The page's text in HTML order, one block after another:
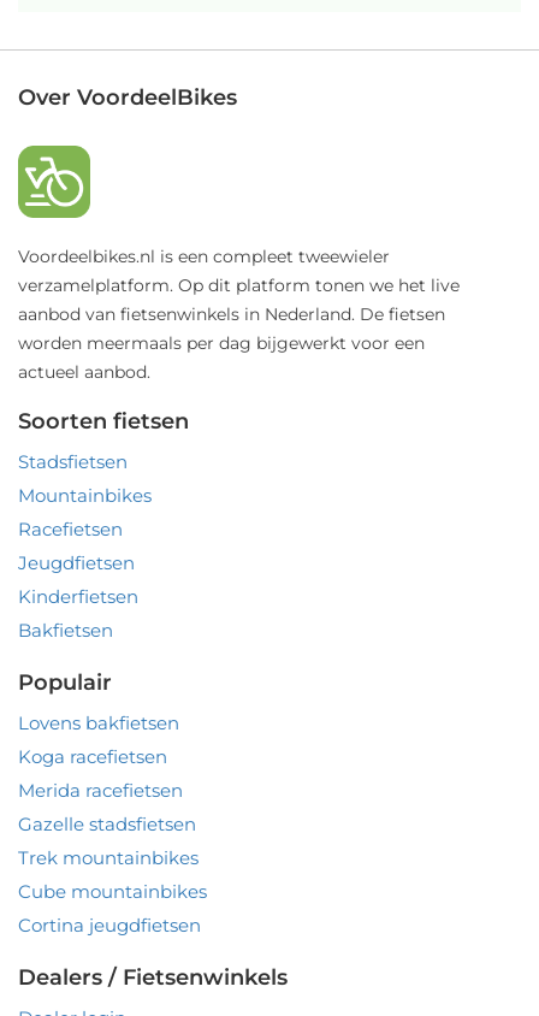
Over VoordeelBikes
Voordeelbikes.nl is een compleet tweewieler
verzamelplatform. Op dit platform tonen we het live
aanbod van fietsenwinkels in Nederland. De fietsen
worden meermaals per dag bijgewerkt voor een
actueel aanbod.
Soorten fietsen
Stadsfietsen
Mountainbikes
Racefietsen
Jeugdfietsen
Kinderfietsen
Bakfietsen
Populair
Lovens bakfietsen
Koga racefietsen
Merida racefietsen
Gazelle stadsfietsen
Trek mountainbikes
Cube mountainbikes
Cortina jeugdfietsen
Dealers / Fietsenwinkels